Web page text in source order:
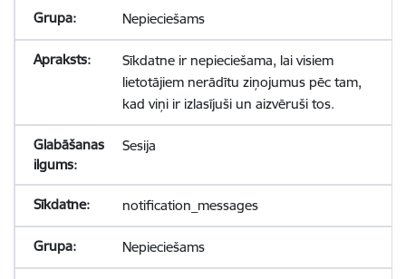
Nepieciešams
Sīkdatne ir nepieciešama, lai visiem
lietotājiem nerādītu ziņojumus pēc tam,
kad viņi ir izlasījuši un aizvēruši tos.
Sesija
notification_messages
Nepieciešams